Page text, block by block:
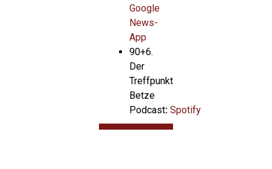
Google
News-
App
90+6.
Der
Treffpunkt
Betze
Podcast: Spotify